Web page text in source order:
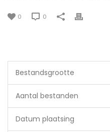
0 0
Bestandsgrootte
Aantal bestanden
Datum plaatsing